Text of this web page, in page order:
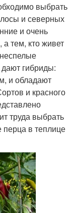
выбрать
и северных
и очень
а тем, кто живет
гибриды:
и обладают
и красного
труда выбрать
в теплице